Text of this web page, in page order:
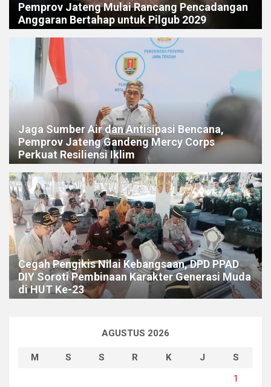
Pemprov Jateng Mulai Rancang Pencadangan
Anggaran Bertahap untuk Pilgub 2029
Jaga Sumber Air dan Antisipasi Bencana,
Pemprov Jateng Gandeng Mercy Corps
Perkuat Resiliensi Iklim
Cegah Pengikis Nilai Kebangsaan, DPD PPAD
DIY Soroti Pembinaan Karakter Generasi Muda
di HUT Ke-23
AGUSTUS 2026
M S S R K J
S
1